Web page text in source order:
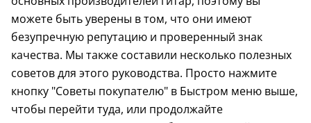
можете быть уверены в том, что они имеют
безупречную репутацию и проверенный знак
качества. Мы также составили несколько полезных
советов для этого руководства. Просто нажмите
кнопку "Советы покупателю" в Быстром меню выше,
чтобы перейти туда, или продолжайте